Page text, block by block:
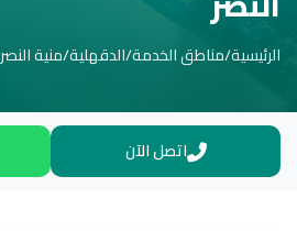
الرئيسية/مناطق الخدمة/الدقهلية/منية النصر
اتصل الآن